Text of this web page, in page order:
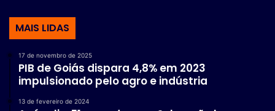
MAIS LIDAS
17 de novembro de 2025
PIB de Goiás dispara 4,8% em 2023
impulsionado pelo agro e indústria
13 de fevereiro de 2024